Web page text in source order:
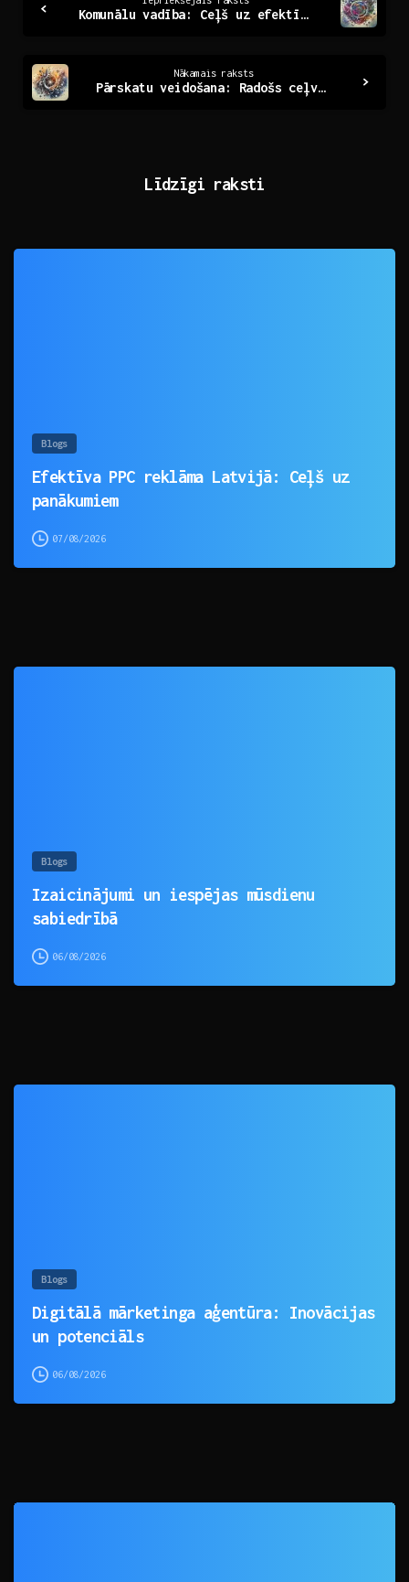
Reading
Komunālu vadība: Ceļš uz efektīvāku kopienu attīstību
Nākamais raksts
Pārskatu veidošana: Radošs ceļvedis uz pārskatāmību
Līdzīgi raksti
Blogs
Efektīva PPC reklāma Latvijā: Ceļš uz
panākumiem
07/08/2026
Blogs
Izaicinājumi un iespējas mūsdienu
sabiedrībā
06/08/2026
Blogs
Digitālā mārketinga aģentūra: Inovācijas
un potenciāls
06/08/2026